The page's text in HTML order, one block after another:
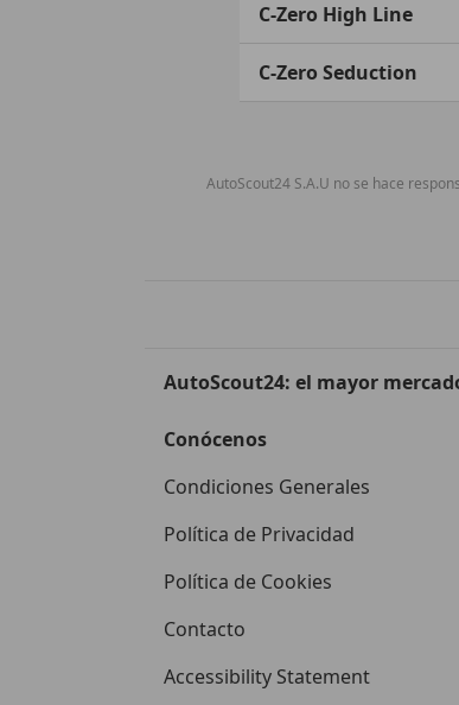
C-Zero High Line
C-Zero Seduction
AutoScout24 S.A.U no se hace
AutoScout24: el mayor
Conócenos
Condiciones Generales
Política de Privacidad
Política de Cookies
Contacto
Accessibility Statement